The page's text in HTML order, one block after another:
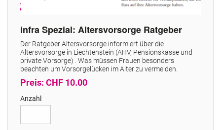
infra Spezial: Altersvorsorge Ratgeber
Der Ratgeber Altersvorsorge informiert über die
Altersvorsorge in Liechtenstein (AHV, Pensionskasse und
private Vorsorge) . Was müssen Frauen besonders
beachten um Vorsorgelücken im Alter zu vermeiden.
Preis: CHF 10.00
Anzahl